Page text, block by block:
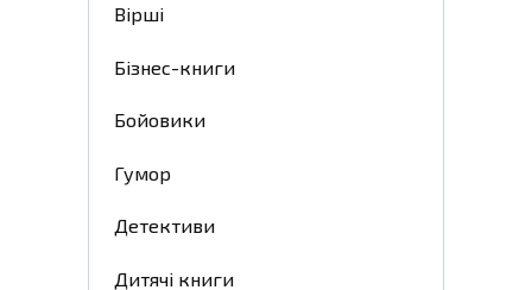
Вірші
Бізнес-книги
Бойовики
Гумор
Детективи
Дитячі книги